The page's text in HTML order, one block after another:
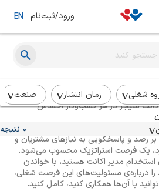
ورود/ثبت‌نام EN
شغلی زمان انتشار
صنعت
0 نتیجه
منیجر
اکانت منیجر در هر کسب‌وکار احساس
آن است. از آن‌جایی که فرصت
شغلی Account Manager بر رصد و پاسخگویی به نیازهای مشتریان و
یک فرصت استراتژیک محسوب می‌شود.
مدیر اکانت هستید، با خواندن
درباره‌ی مسئولیت‌های این فرصت شغلی،
با آن‌ها همکاری کنید، کامل کنید.